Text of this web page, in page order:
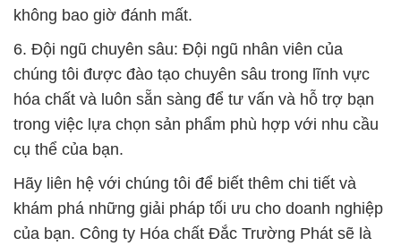
trong việc lựa chọn sản phẩm phù hợp với nhu cầu
cụ thể của bạn.
Hãy liên hệ với chúng tôi để biết thêm chi tiết và
khám phá những giải pháp tối ưu cho doanh nghiệp
của bạn. Công ty Hóa chất Đắc Trường Phát sẽ là
đối tác đáng tin cậy của bạn trong lĩnh vực hóa chất.
# Công ty chuyên bán — cung ứng Hóa Chất Phụ
Gia Thực Phẩm Hóa chất Bicacbonat Powder Ø
Bicar